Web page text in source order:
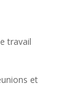
travail
et